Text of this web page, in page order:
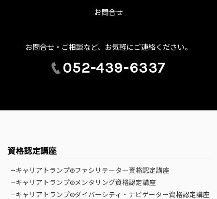
お問合せ
お問合せ・ご相談など、お気軽にご連絡ください。
052-439-6337
資格認定講座
—キャリアトランプ®ファシリテーター資格認定講座
—キャリアトランプ®メンタリング資格認定講座
—キャリアトランプ®ダイバーシティ・ナビゲーター資格認定講座